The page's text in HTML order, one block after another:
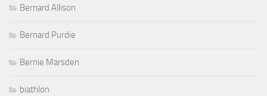
Bernard Allison
Bernard Purdie
Bernie Marsden
biathlon